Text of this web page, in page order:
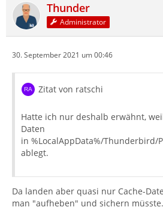
Thunder
Administrator
30. September 2021 um 00:46
Zitat von ratschi
Hatte ich nur deshalb erwähnt,
Daten
in %LocalAppData%/Thunderbird/
ablegt.
Da landen aber quasi nur Cache-
man "aufheben" und sichern müsste.